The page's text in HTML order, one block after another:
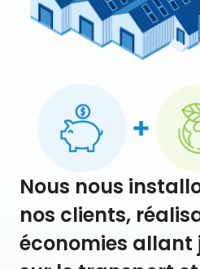
Nous nous
nos clients,